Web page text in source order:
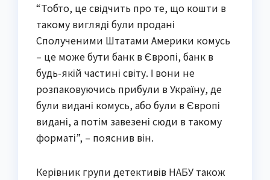
“Тобто, це свідчить про те, що кошти в
такому вигляді були продані
Сполученими Штатами Америки комусь
– це може бути банк в Європі, банк в
будь-якій частині світу. І вони не
розпаковуючись прибули в Україну, де
були видані комусь, або були в Європі
видані, а потім завезені сюди в такому
форматі”, – пояснив він.
Керівник групи детективів НАБУ також